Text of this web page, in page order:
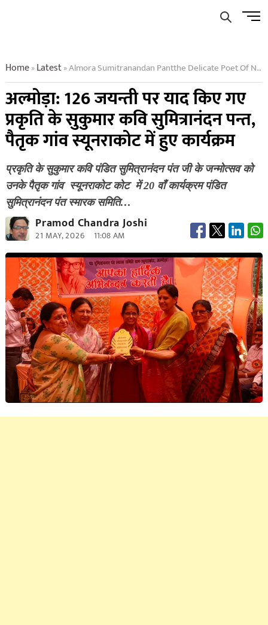
Menu
Home»Latest»Almora Sumitranandan Pantthe Delicate Poet Of Natureremembered On His 126th Birth Anniversary
अल्मोड़ा: 126 जयन्ती पर याद किए गए
प्रकृति के सुकुमार कवि सुमित्रानंदन पन्त,
पैतृक गांव स्यूनराकोट में हुए कार्यक्रम
प्रकृति के सुकुमार कवि पंडित सुमित्रानंदन पंत जी के जन्मोत्सव को
उनके पैतृक गांव स्यूनराकोट कोट में 20 वाँ कार्यक्रम पंडित
सुमित्रानंदन पंत स्मारक समिति…
Pramod Chandra Joshi
21 MAY, 2026 11:08 AM